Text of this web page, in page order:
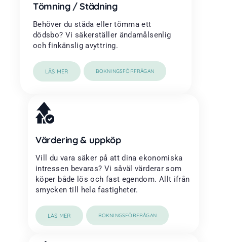
Tömning / Städning
Behöver du städa eller tömma ett
dödsbo? Vi säkerställer ändamålsenlig
och finkänslig avyttring.
LÄS MER BOKNINGSFÖRFRÅGAN
Värdering & uppköp
Vill du vara säker på att dina ekonomiska
intressen bevaras? Vi såväl värderar som
köper både lös och fast egendom. Allt ifrån
smycken till hela fastigheter.
LÄS MER BOKNINGSFÖRFRÅGAN